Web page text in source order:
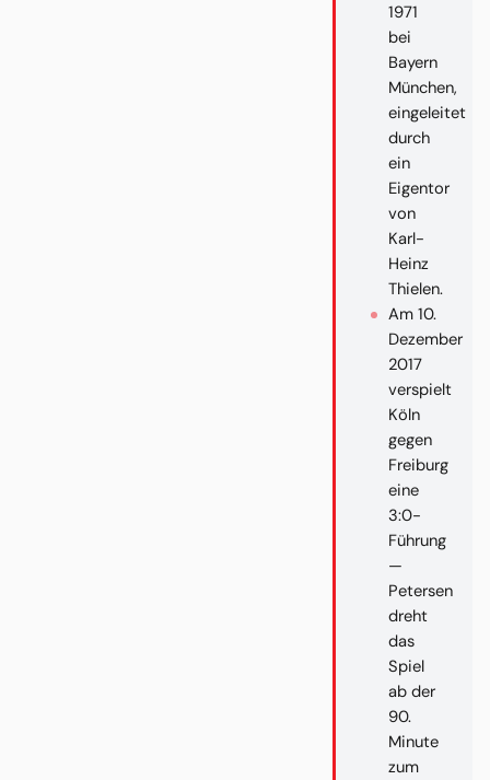
1971
bei
Bayern
München,
eingeleitet
durch
ein
Eigentor
von
Karl-
Heinz
Thielen.
Am 10.
Dezember
2017
verspielt
Köln
gegen
Freiburg
eine
3:0-
Führung
—
Petersen
dreht
das
Spiel
ab der
90.
Minute
zum